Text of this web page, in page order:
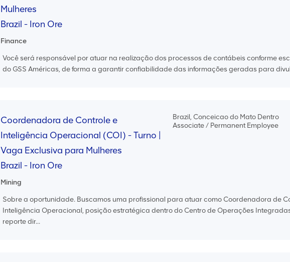
Mulheres
Brazil - Iron Ore
Finance
Você será responsável por atuar na realização dos processos de contábeis conforme
do GSS Américas, de forma a garantir confiabilidade das informações geradas para
Coordenadora de Controle e
Inteligência Operacional (COI) - Turno |
Vaga Exclusiva para Mulheres
Brazil - Iron Ore
Mining
Brazil, Conceicao do Mato Dentro
Associate / Permanent Employee
Sobre a oportunidade. Buscamos uma profissional para atuar como Coordenadora de
Inteligência Operacional, posição estratégica dentro do Centro de Operações
reporte dir...